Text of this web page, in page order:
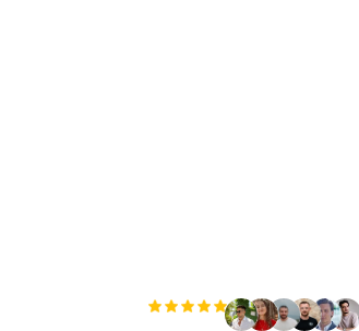
+3'000